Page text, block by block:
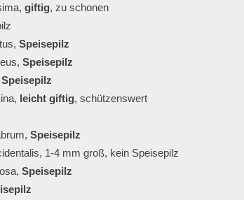
giftig, zu schonen
Speisepilz
Speisepilz
Speisepilz
leicht giftig, schützenswert
Speisepilz
1-4 mm groß, kein Speisepilz
Speisepilz